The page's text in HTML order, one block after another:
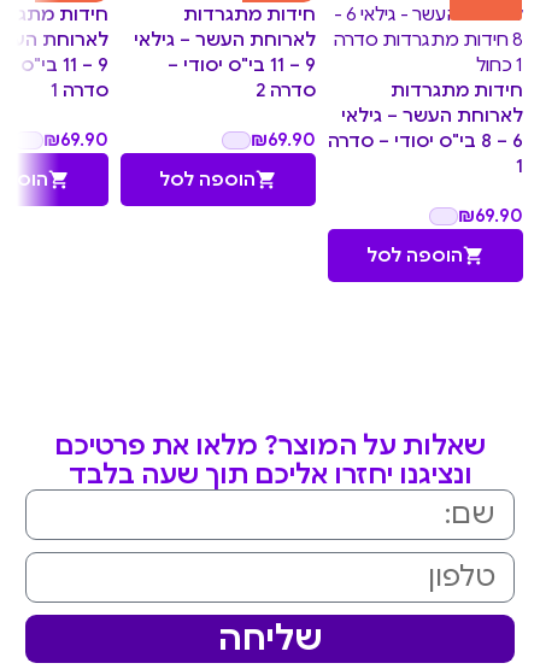
חידות מתגרדות
לארוחת העשר – גילאי
6 – 8 בי"ס יסודי – סדרה
1
₪69.90
הוספה לסל
חידות מתגרדות
לארוחת העשר – גילאי
9 – 11 בי"ס יסודי –
סדרה 2
₪69.90
הוספה לסל
חידות
לארוחת
9 – 11
סדרה 1
₪69.90
שאלות על המוצר? מלאו את פרטיכם
ונציגנו יחזרו אליכם תוך שעה בלבד
שליחה